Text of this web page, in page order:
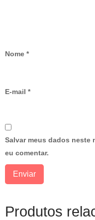
Nome *
E-mail *
Salvar meus dados neste
eu comentar.
Produtos